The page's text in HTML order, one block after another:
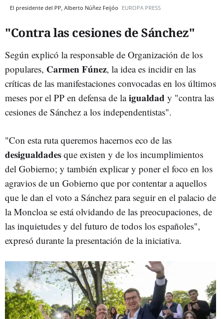
El presidente del PP, Alberto Núñez Feijóo EUROPA PRESS
"Contra las cesiones de Sánchez"
Según explicó la responsable de Organización de los
populares, Carmen Fúnez, la idea es incidir en las
críticas de las manifestaciones convocadas en los últimos
meses por el PP en defensa de laigualdad y "contra las
cesiones de Sánchez a los independentistas".
"Con esta ruta queremos hacernos eco de las
desigualdades que existen y de los incumplimientos
del Gobierno; y también explicar y poner el foco en los
agravios de un Gobierno que por contentar a aquellos
que le dan el voto a Sánchez para seguir en el palacio de
la Moncloa se está olvidando de las preocupaciones, de
las inquietudes y del futuro de todos los españoles",
expresó durante la presentación de la iniciativa.